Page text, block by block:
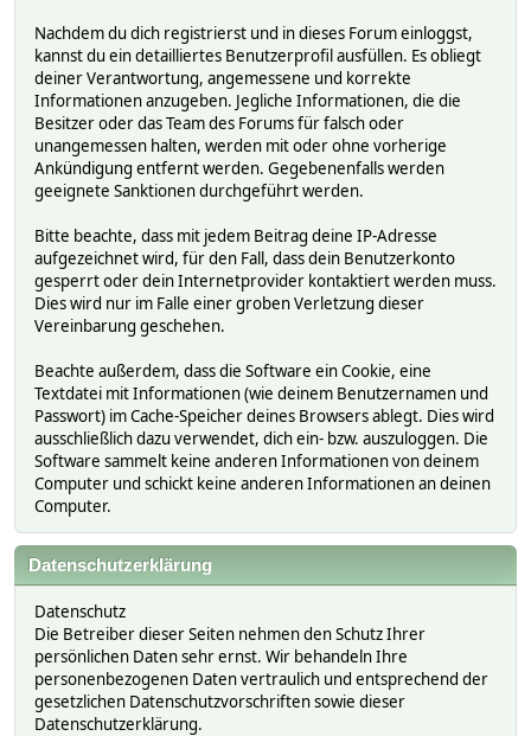
Nachdem du dich registrierst und in dieses Forum einloggst,
kannst du ein detailliertes Benutzerprofil ausfüllen. Es obliegt
deiner Verantwortung, angemessene und korrekte
Informationen anzugeben. Jegliche Informationen, die die
Besitzer oder das Team des Forums für falsch oder
unangemessen halten, werden mit oder ohne vorherige
Ankündigung entfernt werden. Gegebenenfalls werden
geeignete Sanktionen durchgeführt werden.
Bitte beachte, dass mit jedem Beitrag deine IP-Adresse
aufgezeichnet wird, für den Fall, dass dein Benutzerkonto
gesperrt oder dein Internetprovider kontaktiert werden muss.
Dies wird nur im Falle einer groben Verletzung dieser
Vereinbarung geschehen.
Beachte außerdem, dass die Software ein Cookie, eine
Textdatei mit Informationen (wie deinem Benutzernamen und
Passwort) im Cache-Speicher deines Browsers ablegt. Dies wird
ausschließlich dazu verwendet, dich ein- bzw. auszuloggen. Die
Software sammelt keine anderen Informationen von deinem
Computer und schickt keine anderen Informationen an deinen
Computer.
Datenschutzerklärung
Datenschutz
Die Betreiber dieser Seiten nehmen den Schutz Ihrer
persönlichen Daten sehr ernst. Wir behandeln Ihre
personenbezogenen Daten vertraulich und entsprechend der
gesetzlichen Datenschutzvorschriften sowie dieser
Datenschutzerklärung.